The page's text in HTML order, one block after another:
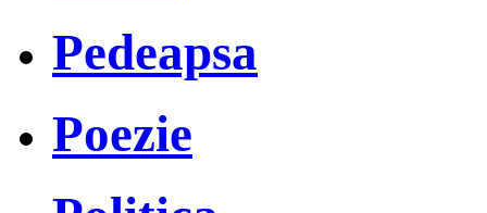
Pedeapsa
Poezie